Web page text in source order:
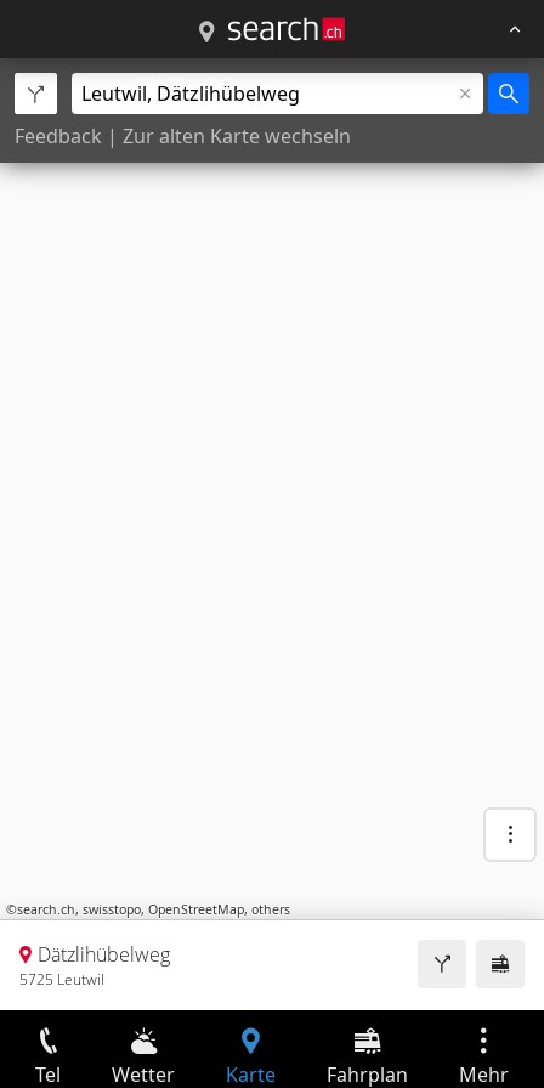
Feedback | Zur alten Karte wechseln
©search.ch, swisstopo, OpenStreetMap, others
Dätzlihübelweg
5725 Leutwil
Tel Wetter Karte Fahrplan Mehr